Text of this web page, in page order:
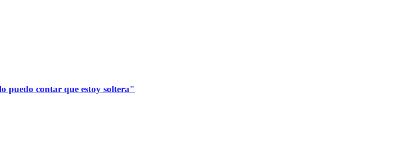
puedo contar que estoy soltera"